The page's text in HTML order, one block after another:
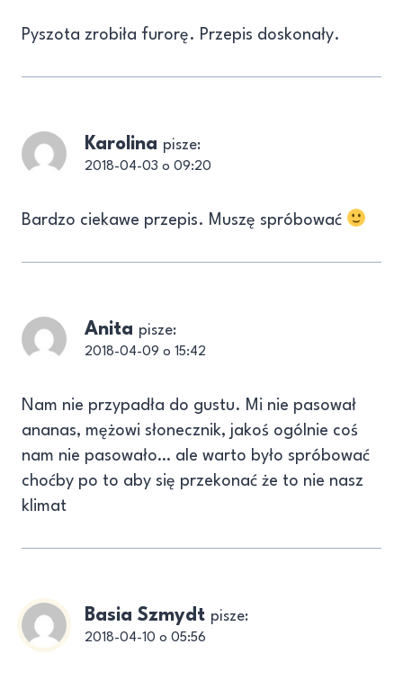
Pyszota zrobiła furorę. Przepis doskonały.
Karolina pisze:
2018-04-03 o 09:20
Bardzo ciekawe przepis. Muszę spróbować
Anita pisze:
2018-04-09 o 15:42
Nam nie przypadła do gustu. Mi nie pasował
ananas, mężowi słonecznik, jakoś ogólnie coś
nam nie pasowało… ale warto było spróbować
choćby po to aby się przekonać że to nie nasz
klimat
Basia Szmydt pisze:
2018-04-10 o 05:56